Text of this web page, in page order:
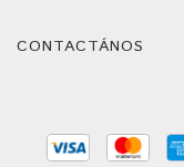
CONTACTÁNOS